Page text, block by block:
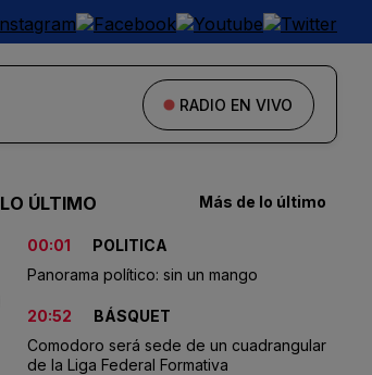
RADIO EN VIVO
LO ÚLTIMO Más de lo último
00:01
POLITICA
Panorama político: sin un mango
20:52
BÁSQUET
Comodoro será sede de un cuadrangular
de la Liga Federal Formativa